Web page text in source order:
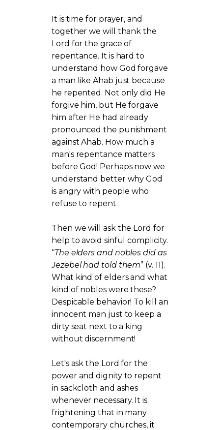
It is time for prayer, and
together we will thank the
Lord for the grace of
repentance. It is hard to
understand how God forgave
a man like Ahab just because
he repented. Not only did He
forgive him, but He forgave
him after He had already
pronounced the punishment
against Ahab. How much a
man's repentance matters
before God! Perhaps now we
understand better why God
is angry with people who
refuse to repent.
Then we will ask the Lord for
help to avoid sinful complicity.
“The elders and nobles did as
Jezebel had told them” (v. 11).
What kind of elders and what
kind of nobles were these?
Despicable behavior! To kill an
innocent man just to keep a
dirty seat next to a king
without discernment!
Let's ask the Lord for the
power and dignity to repent
in sackcloth and ashes
whenever necessary. It is
frightening that in many
contemporary churches, it